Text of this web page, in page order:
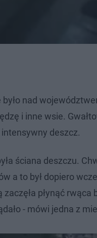
nad
i inne wsie.
deszcz.
ściana deszczu.
a to był dopiero
zaczęła płynąć
- mówi jedna z